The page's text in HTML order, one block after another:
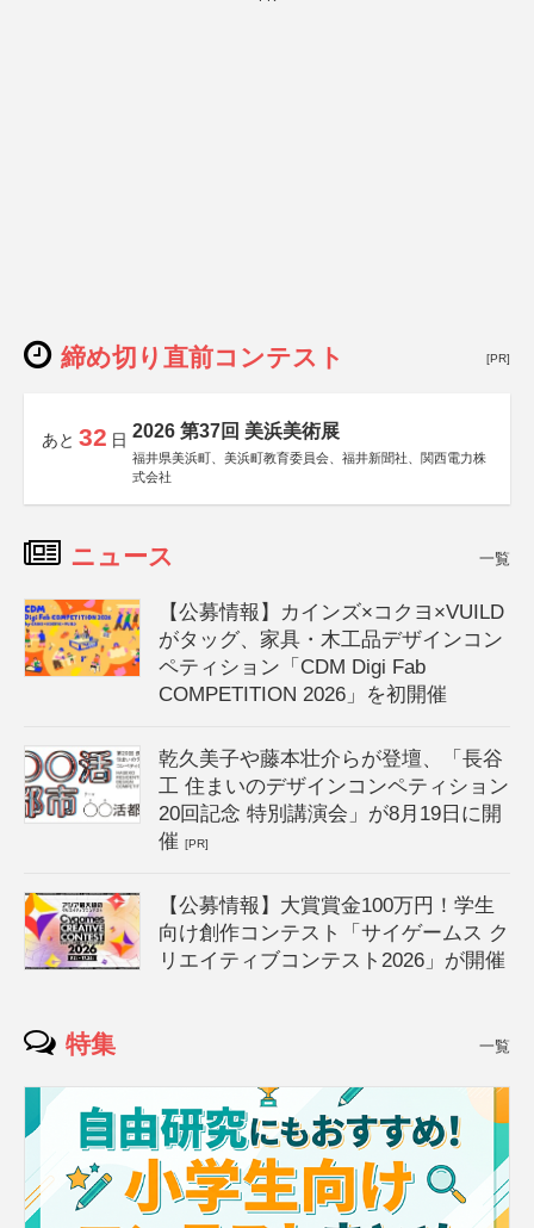
締め切り直前コンテスト [PR]
あと 32 日 2026 第37回 美浜美術展
福井県美浜町、美浜町教育委員会、福井新聞社、関西電力株
式会社
ニュース 一覧
【公募情報】カインズ×コクヨ×VUILD
がタッグ、家具・木工品デザインコン
ペティション「CDM Digi Fab
COMPETITION 2026」を初開催
乾久美子や藤本壮介らが登壇、「長谷
工 住まいのデザインコンペティション
20回記念 特別講演会」が8月19日に開
催[PR]
【公募情報】大賞賞金100万円！学生
向け創作コンテスト「サイゲームス ク
リエイティブコンテスト2026」が開催
特集 一覧